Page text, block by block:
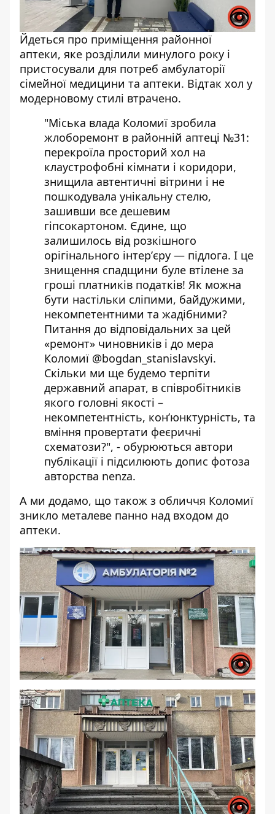
Йдеться про приміщення районної
аптеки, яке розділили минулого року і
пристосували для потреб амбулаторії
сімейної медицини та аптеки. Відтак хол у
модерновому стилі втрачено.
"Міська влада Коломиї зробила
жлоборемонт в районній аптеці №31:
перекроїла просторий хол на
клаустрофобні кімнати і коридори,
знищила автентичні вітрини і не
пошкодувала унікальну стелю,
зашивши все дешевим
гіпсокартоном. Єдине, що
залишилось від розкішного
орігінального інтерʼєру — підлога. І це
знищення спадщини буле втілене за
гроші платників податків! Як можна
бути настільки сліпими, байдужими,
некомпетентними та жадібними?
Питання до відповідальних за цей
«ремонт» чиновників і до мера
Коломиї @bogdan_stanislavskyi.
Скільки ми ще будемо терпіти
державний апарат, в співробітників
якого головні якості –
некомпетентність, конʼюнктурність, та
вміння провертати феєричні
схематози?", - обурюються автори
публікації і підсилюють допис фотоза
авторства nenza.
А ми додамо, що також з обличчя Коломиї
зникло металеве панно над входом до
аптеки.